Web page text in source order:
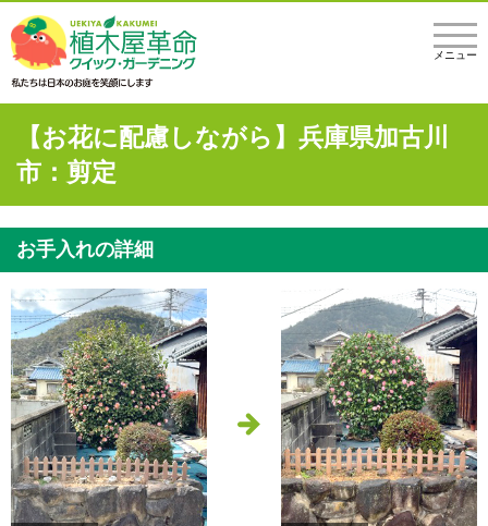
メニュー
【お花に配慮しながら】兵庫県加古川
市：剪定
お手入れの詳細